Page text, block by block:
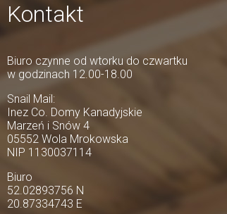
Kontakt
Biuro czynne od wtorku do czwartku
w godzinach 12.00-18.00
Snail Mail:
Inez Co. Domy Kanadyjskie
Marzeń i Snów 4
05552 Wola Mrokowska
NIP 1130037114
Biuro
52.02893756 N
20.87334743 E